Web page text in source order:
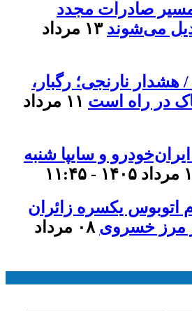
مسیر صادرات مجدد
می‌شوند
۱۳ مرداد
نارنجی؛ رگبار،
در راه است
۱۱ مرداد
و سایپا شنبه
۱۱:۴۵
اتوبوس یکسره زائران
مرز خسروی
۰۸ مرداد